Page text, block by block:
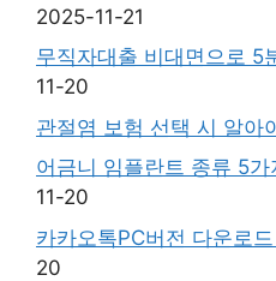
2025-11-21
무직자대출 비대면으로 5
11-20
관절염 보험 선택 시 알아
어금니 임플란트 종류 5가
11-20
카카오톡PC버전 다운로
20